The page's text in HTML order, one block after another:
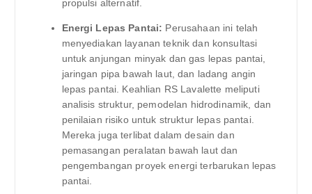
propulsi alternatif.
Energi Lepas Pantai: Perusahaan ini telah
menyediakan layanan teknik dan konsultasi
untuk anjungan minyak dan gas lepas pantai,
jaringan pipa bawah laut, dan ladang angin
lepas pantai. Keahlian RS Lavalette meliputi
analisis struktur, pemodelan hidrodinamik, dan
penilaian risiko untuk struktur lepas pantai.
Mereka juga terlibat dalam desain dan
pemasangan peralatan bawah laut dan
pengembangan proyek energi terbarukan lepas
pantai.